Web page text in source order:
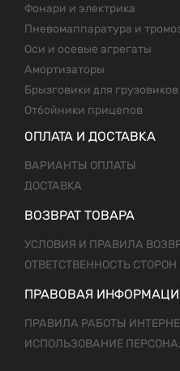
Фонари и электрика
Пневомаппаратура и
Оси и осевые агрегаты
Амортизаторы
Брызговики для грузовиков
Отбойники прицепов
ОПЛАТА И ДОСТАВКА
ВАРИАНТЫ ОПЛАТЫ
ДОСТАВКА
ВОЗВРАТ ТОВАРА
УСЛОВИЯ И ПРАВИЛА
ОТВЕТСТВЕННОСТЬ СТОРОН
ПРАВОВАЯ
ПРАВИЛА РАБОТЫ
ИСПОЛЬЗОВАНИЕ